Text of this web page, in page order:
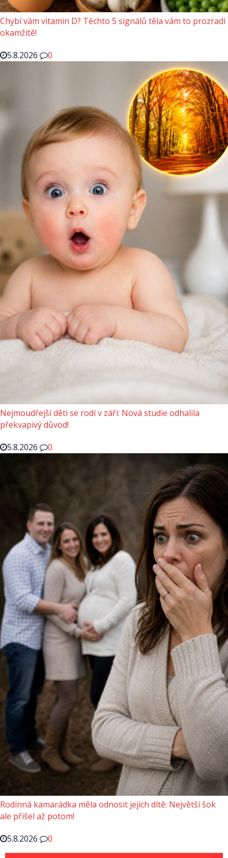
Chybí vám vitamin D? Těchto 5 signálů těla vám to prozradí
okamžitě!
5.8.2026
0
Nejmoudřejší děti se rodí v září: Nová studie odhalila
překvapivý důvod!
5.8.2026
0
Rodinná kamarádka měla odnosit jejich dítě: Největší šok
ale přišel až potom!
5.8.2026
0